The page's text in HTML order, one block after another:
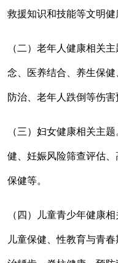
救援知识和技能等文明健
（二）老年人健康相关
念、医养结合、养生保
防治、老年人跌倒等伤
（三）妇女健康相关主
健、妊娠风险筛查评估
保健等。
（四）儿童青少年健康
儿童保健、性教育与青